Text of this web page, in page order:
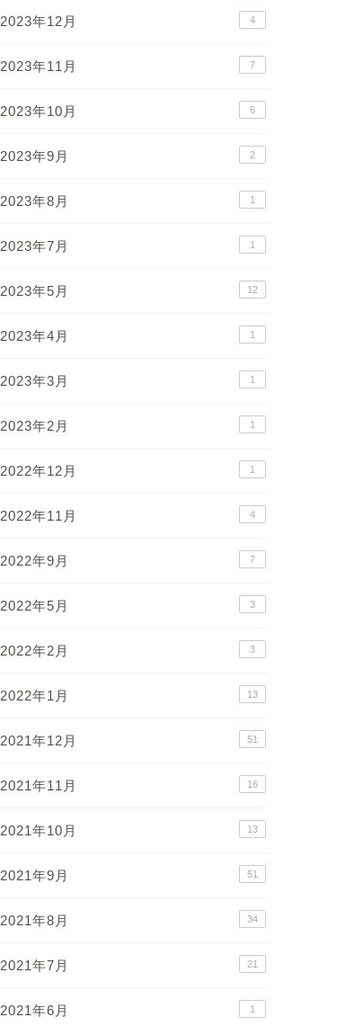
2023年12月 4
2023年11月 7
2023年10月 6
2023年9月 2
2023年8月 1
2023年7月 1
2023年5月 12
2023年4月 1
2023年3月 1
2023年2月 1
2022年12月 1
2022年11月 4
2022年9月 7
2022年5月 3
2022年2月 3
2022年1月 13
2021年12月 51
2021年11月 16
2021年10月 13
2021年9月 51
2021年8月 34
2021年7月 21
2021年6月 1